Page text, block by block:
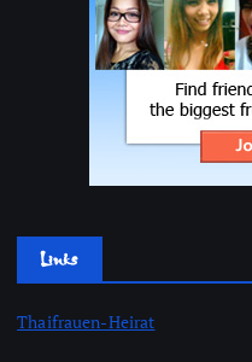
Links
Thaifrauen-Heirat